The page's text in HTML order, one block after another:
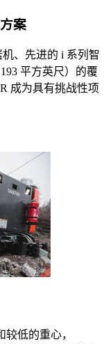
案
、先进的 i 系列智
平方英尺）的覆
成为具有挑战性项
低的重心，